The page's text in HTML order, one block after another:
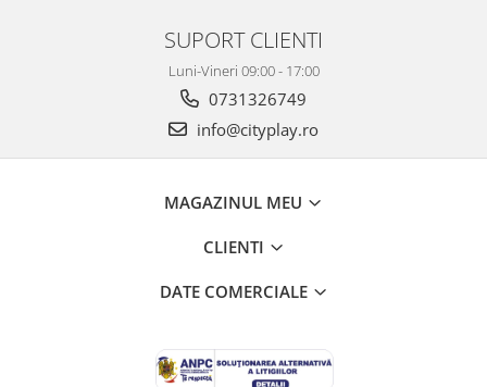
SUPORT CLIENTI
Luni-Vineri 09:00 - 17:00
0731326749
info@cityplay.ro
MAGAZINUL MEU
CLIENTI
DATE COMERCIALE